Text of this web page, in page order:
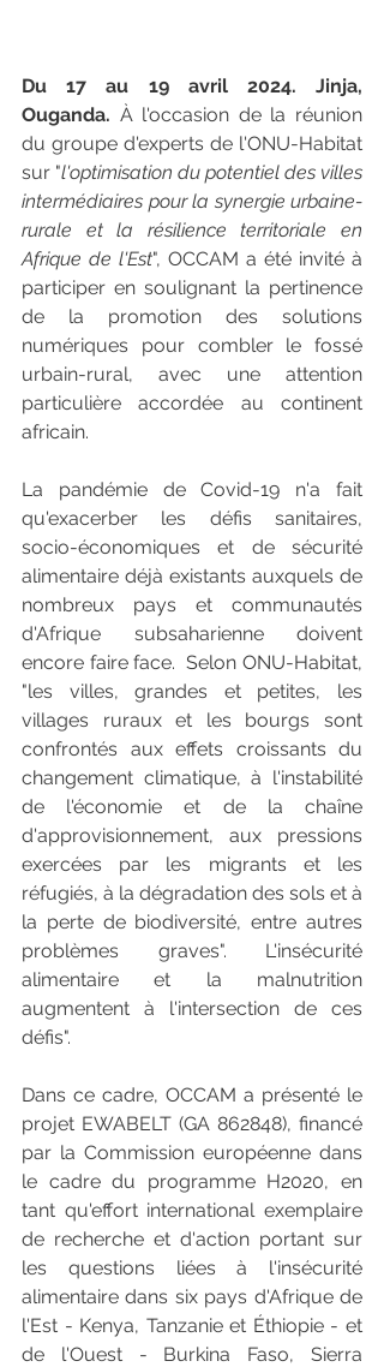
Du 17 au 19 avril 2024. Jinja,
Ouganda. À l'occasion de la réunion
du groupe d'experts de l'ONU-Habitat
sur "l'optimisation du potentiel des villes
intermédiaires pour la synergie urbaine-
rurale et la résilience territoriale en
Afrique de l'Est", OCCAM a été invité à
participer en soulignant la pertinence
de la promotion des solutions
numériques pour combler le fossé
urbain-rural, avec une attention
particulière accordée au continent
africain.
La pandémie de Covid-19 n'a fait
qu'exacerber les défis sanitaires,
socio-économiques et de sécurité
alimentaire déjà existants auxquels de
nombreux pays et communautés
d'Afrique subsaharienne doivent
encore faire face.  Selon ONU-Habitat,
"les villes, grandes et petites, les
villages ruraux et les bourgs sont
confrontés aux effets croissants du
changement climatique, à l'instabilité
de l'économie et de la chaîne
d'approvisionnement, aux pressions
exercées par les migrants et les
réfugiés, à la dégradation des sols et à
la perte de biodiversité, entre autres
problèmes graves". L'insécurité
alimentaire et la malnutrition
augmentent à l'intersection de ces
défis".
Dans ce cadre, OCCAM a présenté le
projet EWABELT (GA 862848), financé
par la Commission européenne dans
le cadre du programme H2020, en
tant qu'effort international exemplaire
de recherche et d'action portant sur
les questions liées à l'insécurité
alimentaire dans six pays d'Afrique de
l'Est - Kenya, Tanzanie et Éthiopie - et
de l'Ouest - Burkina Faso, Sierra